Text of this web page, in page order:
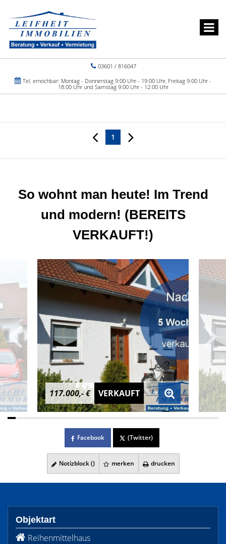
03601 / 816047
Tel. erreichbar: Montag - Donnerstag 9:00 Uhr - 19:00 Uhr, Freitag 9:00 Uhr -
18:00 Uhr und Samstag 9:00 Uhr - 12:00 Uhr
1
So wohnt man heute! Im Trend
und modern! (BEREITS
VERKAUFT!)
117.000,- € VERKAUFT
Facebook (Twitter)
Notizblock () merken drucken
Objektart
Reihenmittelhaus